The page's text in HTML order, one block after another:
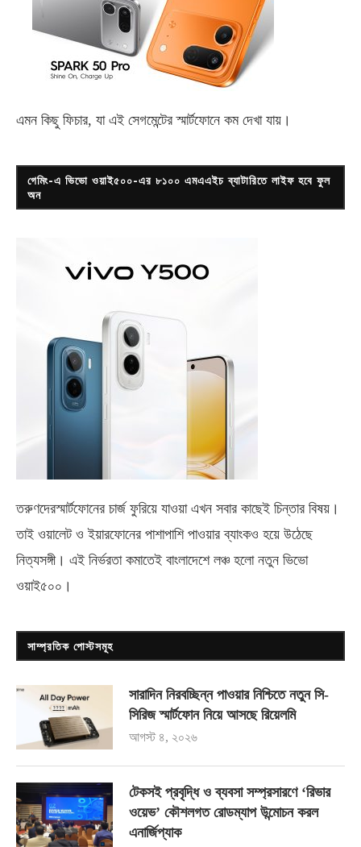
এমন কিছু ফিচার, যা এই সেগমেন্টের স্মার্টফোনে কম দেখা যায়।
গেমিং-এ ভিভো ওয়াই৫০০-এর ৮১০০ এমএএইচ ব্যাটারিতে লাইফ হবে ফুল
অন
তরুণদেরস্মার্টফোনের চার্জ ফুরিয়ে যাওয়া এখন সবার কাছেই চিন্তার বিষয়।
তাই ওয়ালেট ও ইয়ারফোনের পাশাপাশি পাওয়ার ব্যাংকও হয়ে উঠেছে
নিত্যসঙ্গী। এই নির্ভরতা কমাতেই বাংলাদেশে লঞ্চ হলো নতুন ভিভো
ওয়াই৫০০ ।
সাম্প্রতিক পোস্টসমূহ
সারাদিন নিরবচ্ছিন্ন পাওয়ার নিশ্চিতে নতুন সি-
সিরিজ স্মার্টফোন নিয়ে আসছে রিয়েলমি
আগস্ট ৪, ২০২৬
টেকসই প্রবৃদ্ধি ও ব্যবসা সম্প্রসারণে ‘রিভার
ওয়েভ’ কৌশলগত রোডম্যাপ উন্মোচন করল
এনার্জিপ্যাক